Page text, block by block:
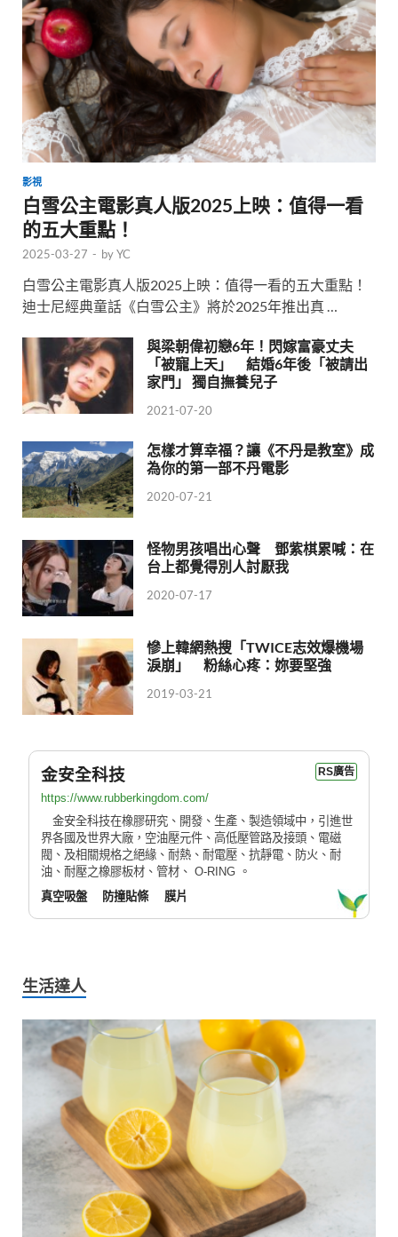
影視
白雪公主電影真人版2025上映：值得一看
的五大重點！
2025-03-27 - byYC
白雪公主電影真人版2025上映：值得一看的五大重點！
迪士尼經典童話《白雪公主》將於2025年推出真 …
與梁朝偉初戀6年！閃嫁富豪丈夫
「被寵上天」 結婚6年後「被請出
家門」 獨自撫養兒子
2021-07-20
怎樣才算幸福？讓《不丹是教室》成
為你的第一部不丹電影
2020-07-21
怪物男孩唱出心聲 鄧紫棋累喊：在
台上都覺得別人討厭我
2020-07-17
慘上韓網熱搜「TWICE志效爆機場
淚崩」 粉絲心疼：妳要堅強
2019-03-21
金安全科技 RS廣告
https://www.rubberkingdom.com/
金安全科技在橡膠研究、開發、生產、製造領域中，引進世
界各國及世界大廠，空油壓元件、高低壓管路及接頭、電磁
閥、及相關規格之絕緣、耐熱、耐電壓、抗靜電、防火、耐
油、耐壓之橡膠板材、管材、 O-RING 。
真空吸盤
防撞貼條 膜片
生活達人